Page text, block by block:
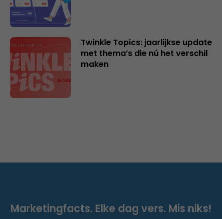
Twinkle Topics: jaarlijkse update
met thema’s die nú het verschil
maken
Marketingfacts. Elke dag vers. Mis niks!